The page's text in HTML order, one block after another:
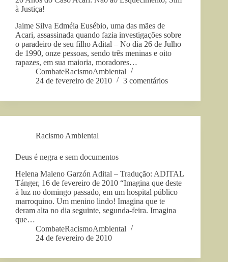
à Justiça!
Jaime Silva Edméia Eusébio, uma das mães de
Acari, assassinada quando fazia investigações sobre
o paradeiro de seu filho Adital – No dia 26 de Julho
de 1990, onze pessoas, sendo três meninas e oito
rapazes, em sua maioria, moradores…
CombateRacismoAmbiental
24 de fevereiro de 2010
3 comentários
Racismo Ambiental
Deus é negra e sem documentos
Helena Maleno Garzón Adital – Tradução: ADITAL
Tánger, 16 de fevereiro de 2010 “Imagina que deste
à luz no domingo passado, em um hospital público
marroquino. Um menino lindo! Imagina que te
deram alta no dia seguinte, segunda-feira. Imagina
que…
CombateRacismoAmbiental
24 de fevereiro de 2010